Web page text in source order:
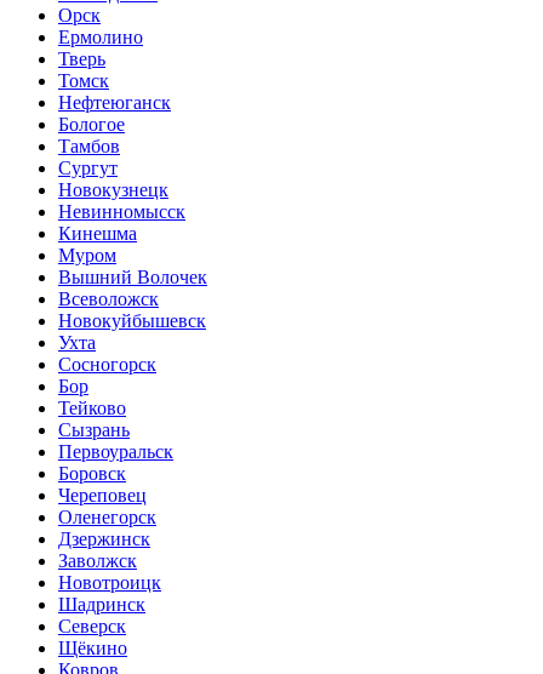
Орск
Ермолино
Тверь
Томск
Нефтеюганск
Бологое
Тамбов
Сургут
Новокузнецк
Невинномысск
Кинешма
Муром
Вышний Волочек
Всеволожск
Новокуйбышевск
Ухта
Сосногорск
Бор
Тейково
Сызрань
Первоуральск
Боровск
Череповец
Оленегорск
Дзержинск
Заволжск
Новотроицк
Шадринск
Северск
Щёкино
Ковров